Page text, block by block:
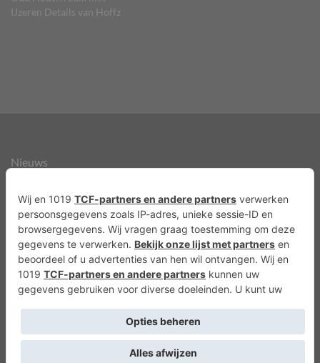
IJzeren Details van Hoffz
Nieuws
Over ons
Agenda
Privacyverklaring